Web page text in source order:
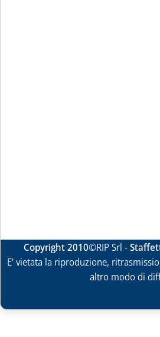
Copyright 2010©RIP Srl -
E' vietata la riproduzione,
altro modo di